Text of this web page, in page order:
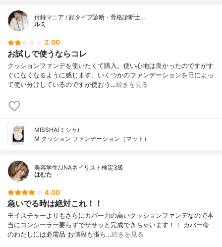
付録マニア / 顔タイプ診断・骨格診断士…
ルミ
2.00
お試しで使うならコレ
クッションファンデを使いたくて購入。使い心地は良かったのですがす
ぐになくなるように感じます。いくつかのファンデーションを日によっ
て使い分けしているのですが使おう…続きを見る
MISSHA(ミシャ)
M クッション ファンデーション（マット）
美容学生/JNAネイリスト検定3級
はむた
4.00
急いでる時は絶対これ！！
モイスチャーよりもさらにカバー力の高いクッションファンデなので本
当にコンシーラー要らずでササッと完成できちゃいます！！ カバー命
のわたしには必需品 お値段も張ら…続きを見る